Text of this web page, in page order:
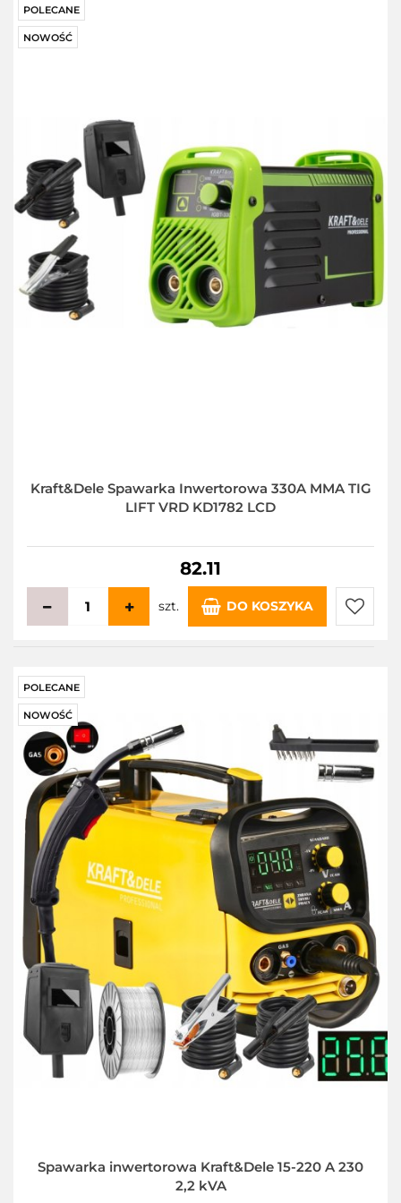
POLECANE
NOWOŚĆ
Kraft&Dele Spawarka Inwertorowa 330A MMA TIG
LIFT VRD KD1782 LCD
82.11
szt. DO KOSZYKA
Do
POLECANE
NOWOŚĆ
Spawarka inwertorowa Kraft&Dele 15-220 A 230
2,2 kVA